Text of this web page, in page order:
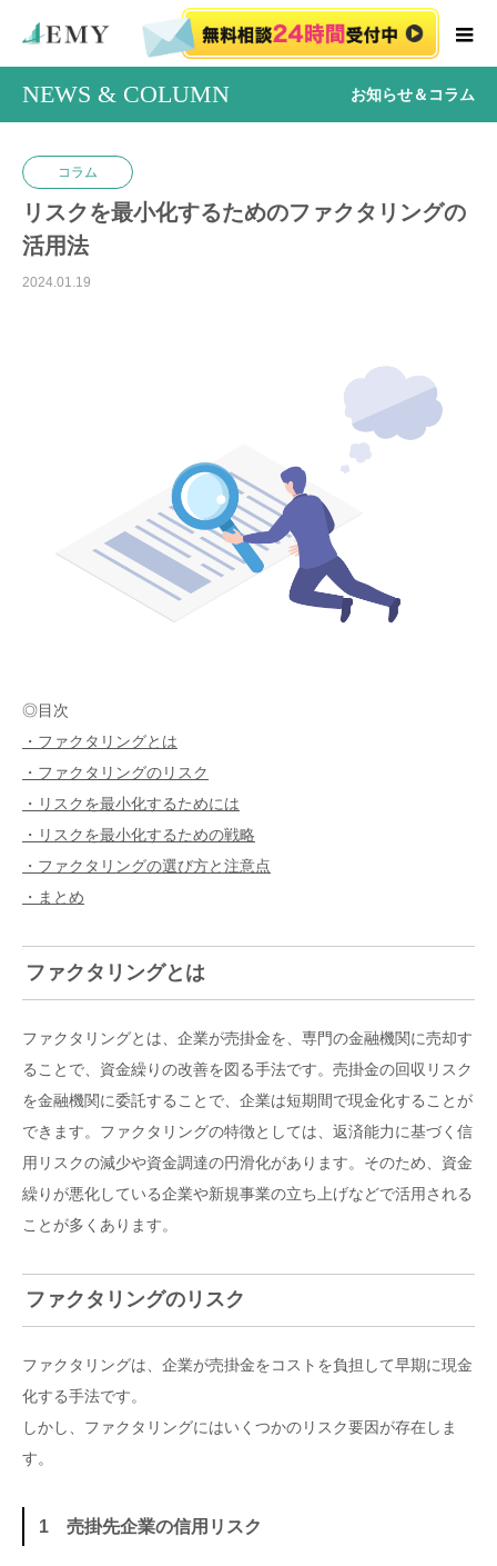
NEWS & COLUMN お知らせ＆コラム
コラム
リスクを最小化するためのファクタリングの
活用法
2024.01.19
◎目次
・ファクタリングとは
・ファクタリングのリスク
・リスクを最小化するためには
・リスクを最小化するための戦略
・ファクタリングの選び方と注意点
・まとめ
ファクタリングとは
ファクタリングとは、企業が売掛金を、専門の金融機関に売却す
ることで、資金繰りの改善を図る手法です。売掛金の回収リスク
を金融機関に委託することで、企業は短期間で現金化することが
できます。ファクタリングの特徴としては、返済能力に基づく信
用リスクの減少や資金調達の円滑化があります。そのため、資金
繰りが悪化している企業や新規事業の立ち上げなどで活用される
ことが多くあります。
ファクタリングのリスク
ファクタリングは、企業が売掛金をコストを負担して早期に現金
化する手法です。
しかし、ファクタリングにはいくつかのリスク要因が存在しま
す。
1 売掛先企業の信用リスク